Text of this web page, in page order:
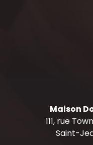
Maison
111, rue
Saint-